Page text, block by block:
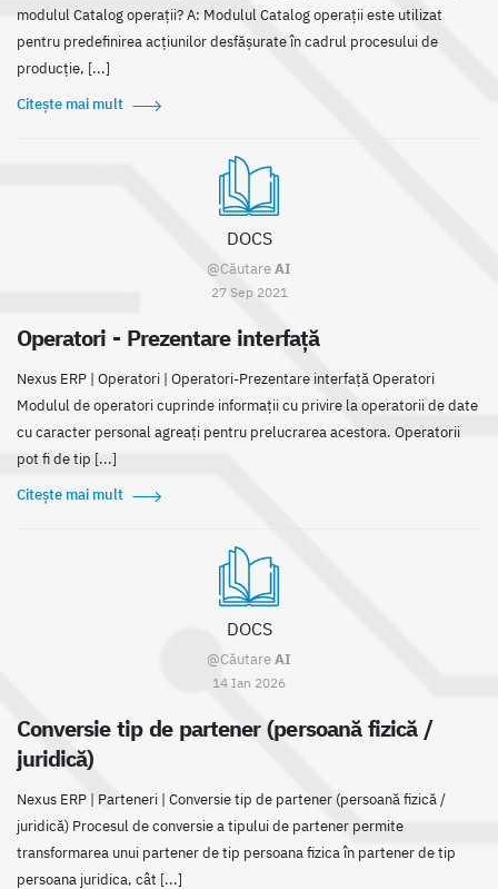
modulul Catalog operații? A: Modulul Catalog operații este utilizat
pentru predefinirea acțiunilor desfășurate în cadrul procesului de
producție, [...]
Citește mai mult
DOCS
@CăutareAI
27 Sep 2021
Operatori - Prezentare interfață
Nexus ERP | Operatori | Operatori-Prezentare interfață Operatori
Modulul de operatori cuprinde informații cu privire la operatorii de date
cu caracter personal agreați pentru prelucrarea acestora. Operatorii
pot fi de tip [...]
Citește mai mult
DOCS
@CăutareAI
14 Ian 2026
Conversie tip de partener (persoană fizică /
juridică)
Nexus ERP | Parteneri | Conversie tip de partener (persoană fizică /
juridică) Procesul de conversie a tipului de partener permite
transformarea unui partener de tip persoana fizica în partener de tip
persoana juridica, cât [...]